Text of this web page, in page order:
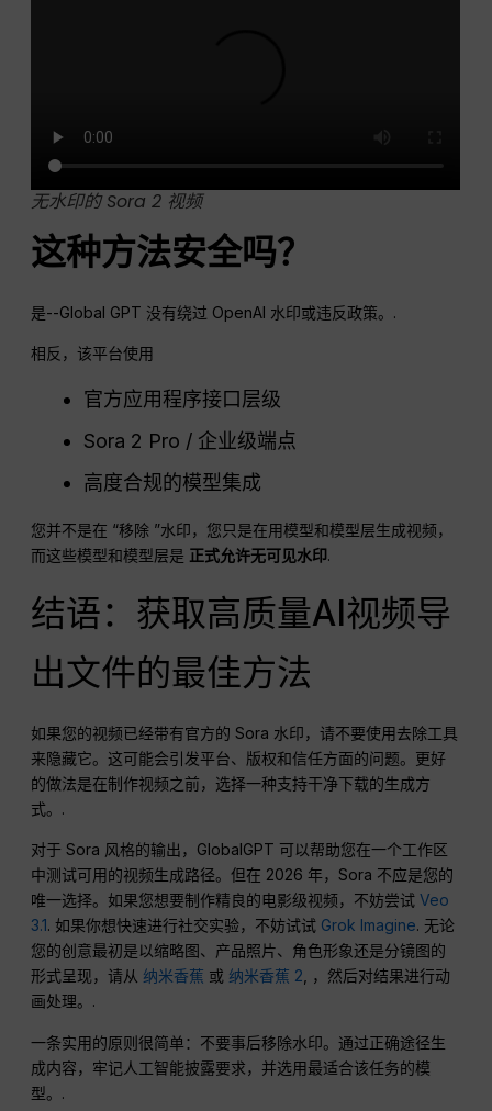
无水印的 Sora 2 视频
这种方法安全吗？
是--Global GPT 没有绕过 OpenAI 水印或违反政策。.
相反，该平台使用
官方应用程序接口层级
Sora 2 Pro / 企业级端点
高度合规的模型集成
您并不是在 “移除 ”水印，您只是在用模型和模型层生成视频，